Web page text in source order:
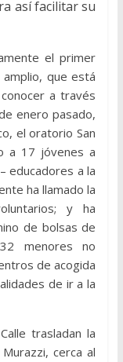
así facilitar su
el primer
que está
a través
enero pasado,
el oratorio San
a 17 jóvenes a
educadores a la
ha llamado la
y ha
de bolsas de
menores no
de acogida
de ir a la
trasladan la
cerca al